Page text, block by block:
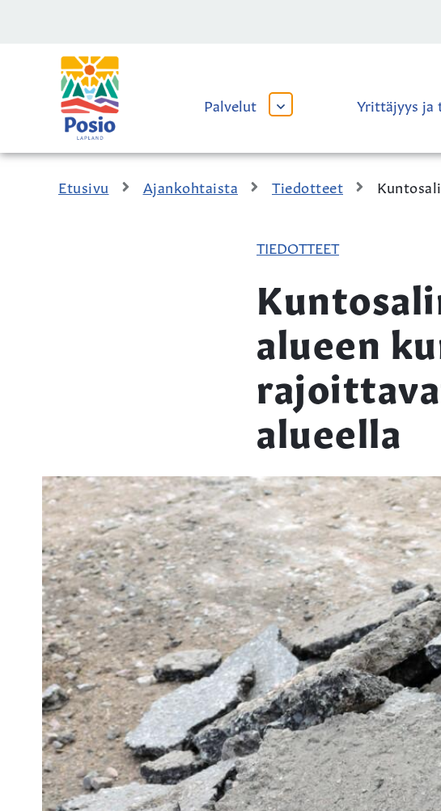
Kaupungin
logo
Palvelut
AVAA
ALAVALIKKO
Yrittäjyys ja
Etusivu Ajankohtaista Tiedotteet
TIEDOTTEET
alueen
alueella